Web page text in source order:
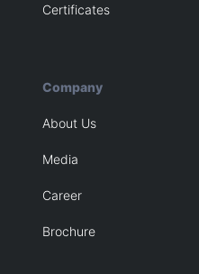
Certificates
Company
About Us
Media
Career
Brochure